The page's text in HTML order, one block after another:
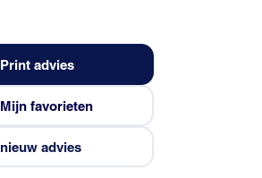
Print advies
Mijn favorieten
nieuw advies